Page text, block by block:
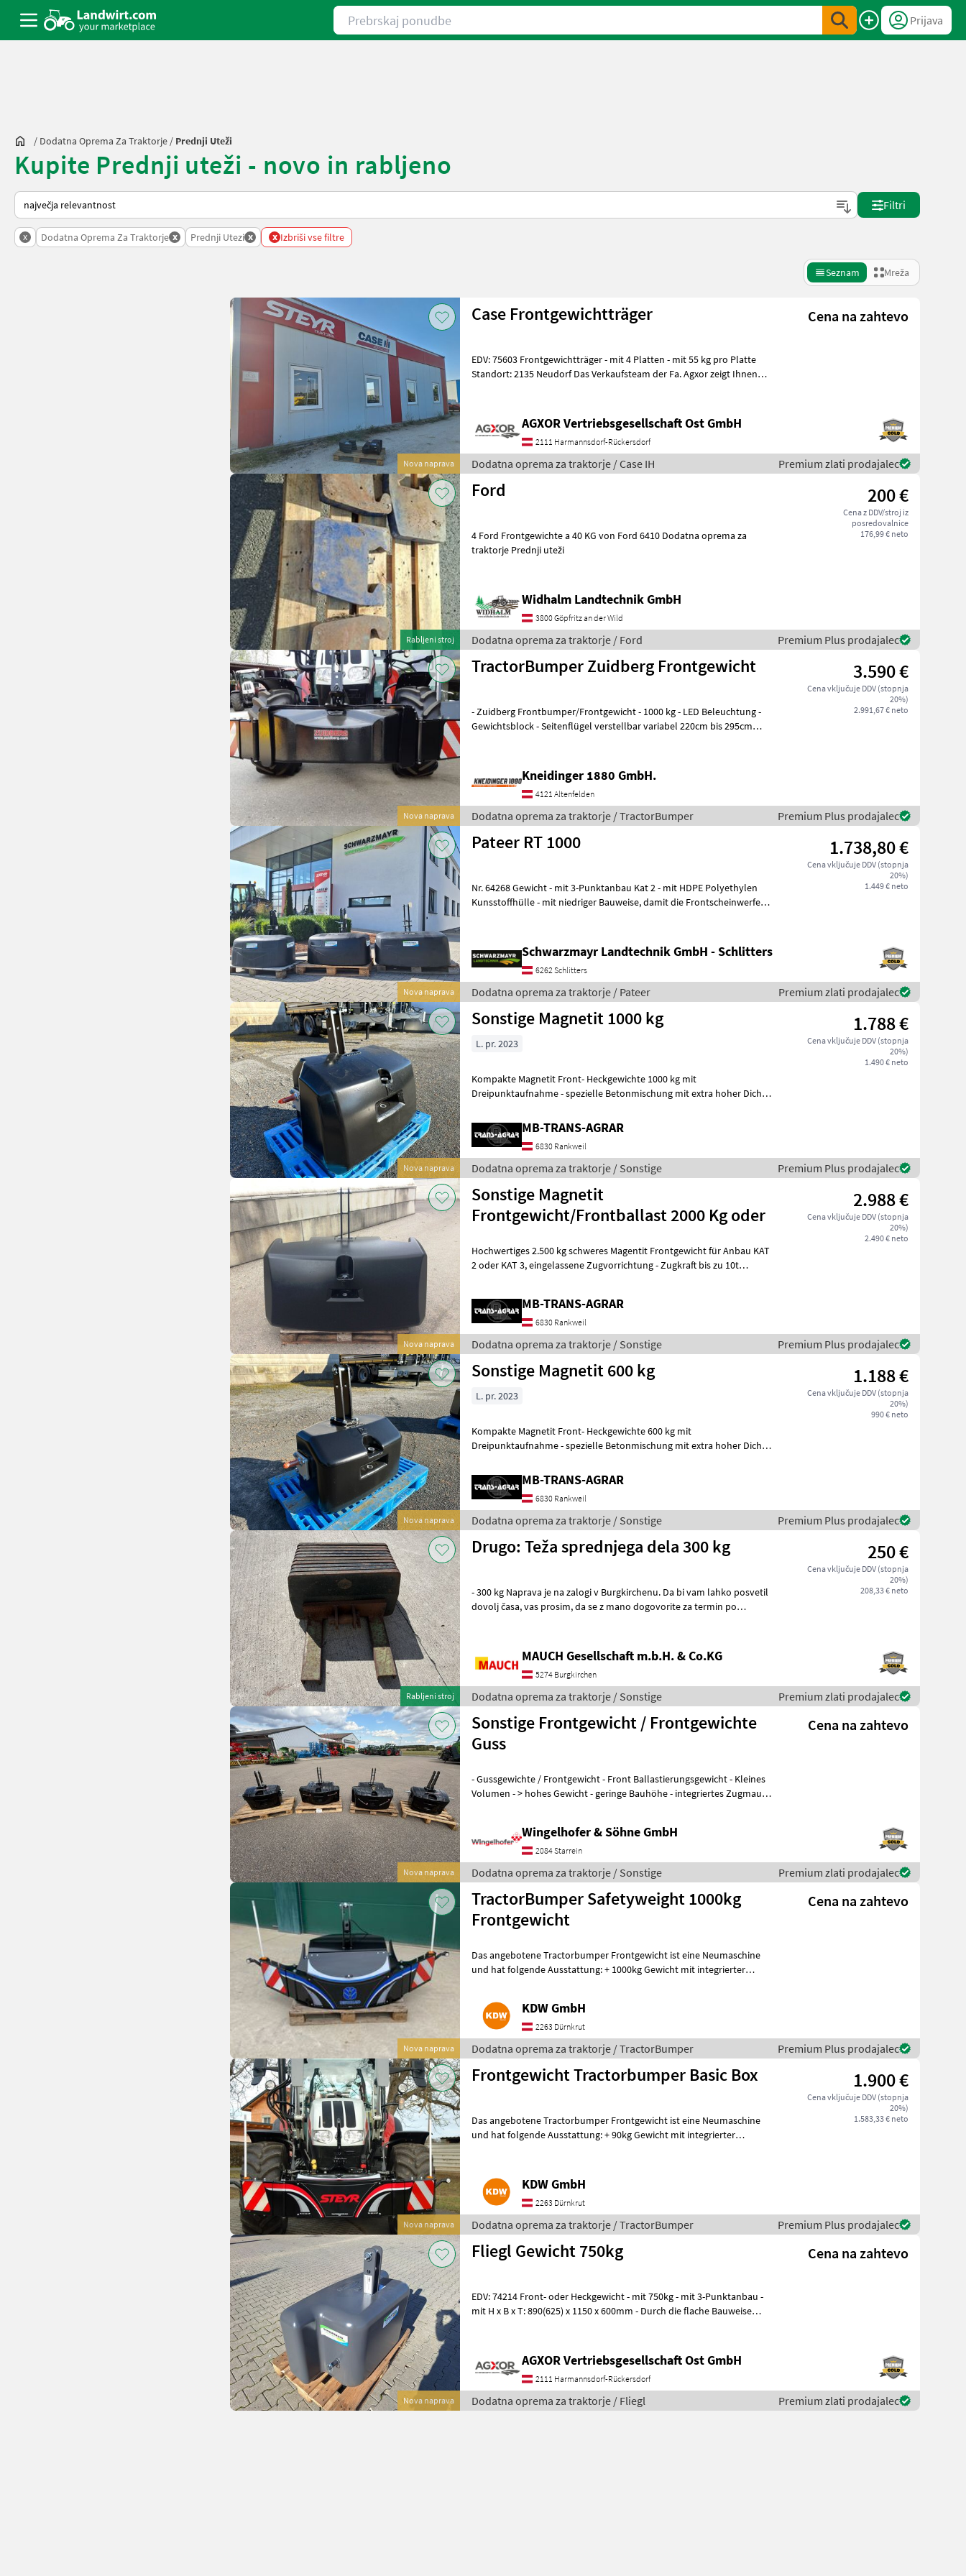
Prebrskaj ponudbe
Prijava
/ Dodatna Oprema Za Traktorje / Prednji Uteži
Kupite Prednji uteži - novo in rabljeno
Tako je razvrščeno na Landwirt.com
Filtri
x Dodatna Oprema Za Traktorje x Prednji Utezi x x Izbriši vse filtre
Seznam Mreža
Nova naprava
Case Frontgewichtträger Cena na zahtevo
EDV: 75603 Frontgewichtträger - mit 4 Platten - mit 55 kg pro Platte
Standort: 2135 Neudorf Das Verkaufsteam der Fa. Agxor zeigt Ihnen
AGXOR Vertriebsgesellschaft Ost GmbH
2111 Harmannsdorf-Rückersdorf
Dodatna oprema za traktorje / Case IH Premium zlati prodajalec
Rabljeni stroj
Ford 200 €
Cena z DDV/stroj iz
posredovalnice
176,99 € neto
4 Ford Frontgewichte a 40 KG von Ford 6410 Dodatna oprema za
traktorje Prednji uteži
Widhalm Landtechnik GmbH
3800 Göpfritz an der Wild
Dodatna oprema za traktorje / Ford Premium Plus prodajalec
Nova naprava
TractorBumper Zuidberg Frontgewicht 3.590 €
Cena vključuje DDV (stopnja
20%)
2.991,67 € neto
- Zuidberg Frontbumper/Frontgewicht - 1000 kg - LED Beleuchtung -
Gewichtsblock - Seitenflügel verstellbar variabel 220cm bis 295cm
Kneidinger 1880 GmbH.
4121 Altenfelden
Dodatna oprema za traktorje / TractorBumper Premium Plus prodajalec
Nova naprava
Pateer RT 1000 1.738,80 €
Cena vključuje DDV (stopnja
20%)
1.449 € neto
Nr. 64268 Gewicht - mit 3-Punktanbau Kat 2 - mit HDPE Polyethylen
Kunsstoffhülle - mit niedriger Bauweise, damit die Frontscheinwerfer
Schwarzmayr Landtechnik GmbH - Schlitters
6262 Schlitters
Dodatna oprema za traktorje / Pateer Premium zlati prodajalec
Nova naprava
Sonstige Magnetit 1000 kg 1.788 €
Cena vključuje DDV (stopnja
20%)
1.490 € neto
L. pr. 2023
Kompakte Magnetit Front- Heckgewichte 1000 kg mit
Dreipunktaufnahme - spezielle Betonmischung mit extra hoher Dichte
MB-TRANS-AGRAR
6830 Rankweil
Dodatna oprema za traktorje / Sonstige Premium Plus prodajalec
Nova naprava
Sonstige Magnetit
Frontgewicht/Frontballast 2000 Kg oder
2.988 €
Cena vključuje DDV (stopnja
20%)
2.490 € neto
Hochwertiges 2.500 kg schweres Magentit Frontgewicht für Anbau KAT
2 oder KAT 3, eingelassene Zugvorrichtung - Zugkraft bis zu 10t
MB-TRANS-AGRAR
6830 Rankweil
Dodatna oprema za traktorje / Sonstige Premium Plus prodajalec
Nova naprava
Sonstige Magnetit 600 kg 1.188 €
Cena vključuje DDV (stopnja
20%)
990 € neto
L. pr. 2023
Kompakte Magnetit Front- Heckgewichte 600 kg mit
Dreipunktaufnahme - spezielle Betonmischung mit extra hoher Dichte
MB-TRANS-AGRAR
6830 Rankweil
Dodatna oprema za traktorje / Sonstige Premium Plus prodajalec
Rabljeni stroj
Drugo: Teža sprednjega dela 300 kg 250 €
Cena vključuje DDV (stopnja
20%)
208,33 € neto
- 300 kg Naprava je na zalogi v Burgkirchenu. Da bi vam lahko posvetil
dovolj časa, vas prosim, da se z mano dogovorite za termin po
MAUCH Gesellschaft m.b.H. & Co.KG
5274 Burgkirchen
Dodatna oprema za traktorje / Sonstige Premium zlati prodajalec
Nova naprava
Sonstige Frontgewicht / Frontgewichte
Guss
Cena na zahtevo
- Gussgewichte / Frontgewicht - Front Ballastierungsgewicht - Kleines
Volumen - > hohes Gewicht - geringe Bauhöhe - integriertes Zugmaul
Wingelhofer & Söhne GmbH
2084 Starrein
Dodatna oprema za traktorje / Sonstige Premium zlati prodajalec
Nova naprava
TractorBumper Safetyweight 1000kg
Frontgewicht
Cena na zahtevo
Das angebotene Tractorbumper Frontgewicht ist eine Neumaschine
und hat folgende Ausstattung: + 1000kg Gewicht mit integrierter
KDW GmbH
2263 Dürnkrut
Dodatna oprema za traktorje / TractorBumper Premium Plus prodajalec
Nova naprava
Frontgewicht Tractorbumper Basic Box 1.900 €
Cena vključuje DDV (stopnja
20%)
1.583,33 € neto
Das angebotene Tractorbumper Frontgewicht ist eine Neumaschine
und hat folgende Ausstattung: + 90kg Gewicht mit integrierter
KDW GmbH
2263 Dürnkrut
Dodatna oprema za traktorje / TractorBumper Premium Plus prodajalec
Nova naprava
Fliegl Gewicht 750kg Cena na zahtevo
EDV: 74214 Front- oder Heckgewicht - mit 750kg - mit 3-Punktanbau -
mit H x B x T: 890(625) x 1150 x 600mm - Durch die flache Bauweise
AGXOR Vertriebsgesellschaft Ost GmbH
2111 Harmannsdorf-Rückersdorf
Dodatna oprema za traktorje / Fliegl Premium zlati prodajalec